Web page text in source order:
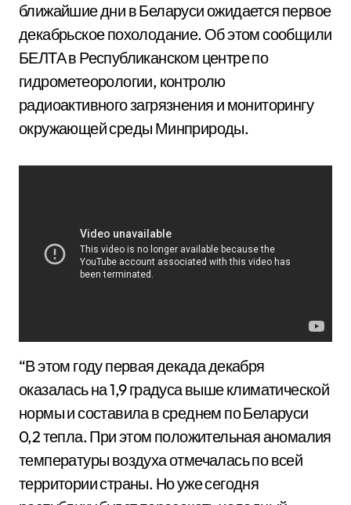
ближайшие дни в Беларуси ожидается первое
декабрьское похолодание. Об этом сообщили
БЕЛТА в Республиканском центре по
гидрометеорологии, контролю
радиоактивного загрязнения и мониторингу
окружающей среды Минприроды.
“В этом году первая декада декабря
оказалась на 1,9 градуса выше климатической
нормы и составила в среднем по Беларуси
0,2 тепла. При этом положительная аномалия
температуры воздуха отмечалась по всей
территории страны. Но уже сегодня